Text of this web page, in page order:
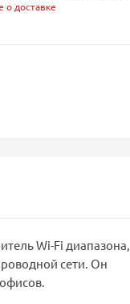
о доставке
Wi-Fi диапазона,
сети. Он